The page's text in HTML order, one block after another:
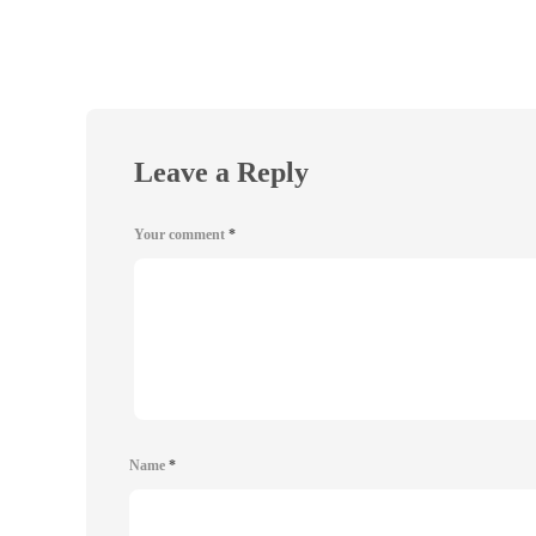
Leave a Reply
Your comment *
Name *